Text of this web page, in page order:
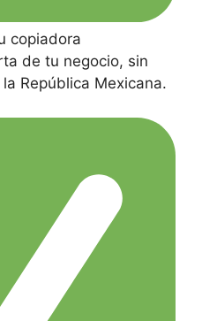
copiadora
de tu negocio, sin
República Mexicana.